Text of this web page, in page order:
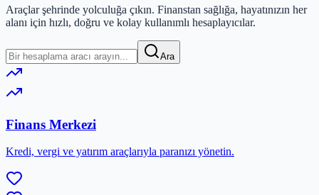
Araçlar şehrinde yolculuğa çıkın. Finanstan sağlığa, hayatınızın her
alanı için hızlı, doğru ve kolay kullanımlı hesaplayıcılar.
Ara
Finans Merkezi
Kredi, vergi ve yatırım araçlarıyla paranızı yönetin.